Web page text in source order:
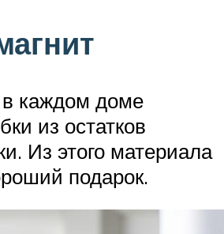
в каждом доме
из остатков
Из этого материала
подарок.